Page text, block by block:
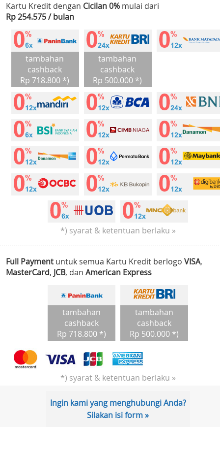
Kartu Kredit dengan Cicilan 0% mulai dari
Rp 254.575 / bulan
tambahan
cashback
Rp 718.800 *)
tambahan
cashback
Rp 500.000 *)
*) syarat & ketentuan berlaku »
Full Payment untuk semua Kartu Kredit berlogo VISA,
MasterCard, JCB, dan American Express
tambahan
cashback
Rp 718.800 *)
tambahan
cashback
Rp 500.000 *)
*) syarat & ketentuan berlaku »
Ingin kami yang menghubungi Anda?
Silakan isi form »